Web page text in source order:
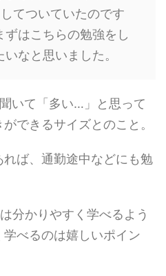
てついていたのです
はこちらの勉強をし
なと思いました。
いて「多い…」と思って
できるサイズとのこと。
れば、通勤途中などにも勉
分かりやすく学べるよう
べるのは嬉しいポイン